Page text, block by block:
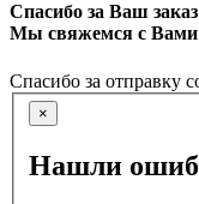
Спасибо за Ваш
Мы свяжемся с Вами
Спасибо за отправку
×
Нашли